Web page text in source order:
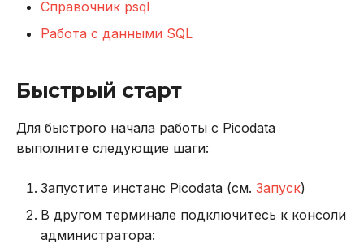
в Oracle Weblogic
Использование журнала
Рекомендации по
Настройка Systemd
DROP TABLE
DROP USER
Справочник psql
Работа с данными SQL
Быстрый старт
Для быстрого начала работы с Picodata
выполните следующие шаги:
Запустите инстанс Picodata (см. Запуск)
В другом терминале подключитесь к консоли
администратора: